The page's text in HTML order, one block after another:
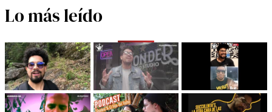
Lo más leído